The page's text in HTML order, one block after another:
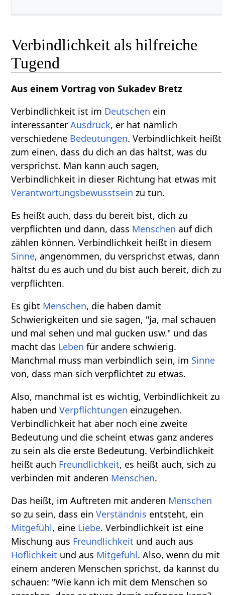
Verbindlichkeit als hilfreiche
Tugend
Aus einem Vortrag von Sukadev Bretz
Verbindlichkeit ist im Deutschen ein
interessanterAusdruck, er hat nämlich
verschiedene Bedeutungen. Verbindlichkeit heißt
zum einen, dass du dich an das hältst, was du
versprichst. Man kann auch sagen,
Verbindlichkeit in dieser Richtung hat etwas mit
Verantwortungsbewusstsein zu tun.
Es heißt auch, dass du bereit bist, dich zu
verpflichten und dann, dass Menschen auf dich
zählen können. Verbindlichkeit heißt in diesem
Sinne, angenommen, du versprichst etwas, dann
hältst du es auch und du bist auch bereit, dich zu
verpflichten.
Es gibt Menschen, die haben damit
Schwierigkeiten und sie sagen, "ja, mal schauen
und mal sehen und mal gucken usw." und das
macht das Leben für andere schwierig.
Manchmal muss man verbindlich sein, im Sinne
von, dass man sich verpflichtet zu etwas.
Also, manchmal ist es wichtig, Verbindlichkeit zu
haben undVerpflichtungen einzugehen.
Verbindlichkeit hat aber noch eine zweite
Bedeutung und die scheint etwas ganz anderes
zu sein als die erste Bedeutung. Verbindlichkeit
heißt auch Freundlichkeit, es heißt auch, sich zu
verbinden mit anderen Menschen.
Das heißt, im Auftreten mit anderen Menschen
so zu sein, dass einVerständnis entsteht, ein
Mitgefühl, eine Liebe. Verbindlichkeit ist eine
Mischung aus Freundlichkeit und auch aus
Höflichkeit und aus Mitgefühl. Also, wenn du mit
einem anderen Menschen sprichst, da kannst du
schauen: "Wie kann ich mit dem Menschen so